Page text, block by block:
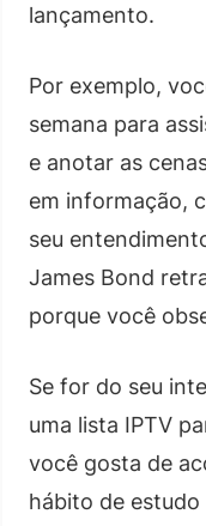
lançamento.
Por exemplo,
semana para
e anotar as
em informação,
seu
James Bond
porque você
Se for do seu
uma lista IPTV
você gosta de
hábito de estudo